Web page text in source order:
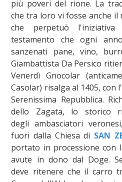
più poveri del rione. La
che tra loro vi fosse anche il
che perpetuò
testamento che ogni
sanzenati pane, vino,
Giambattista Da Persico
Venerdì Gnocolar
Casolar) risalga al 1405, con
Serenissima Repubblica.
dello Zagata, lo storico
degli ambasciatori
fuori dalla Chiesa di SAN
portato in processione con
avute in dono dal Doge.
deve ritenere che il carro